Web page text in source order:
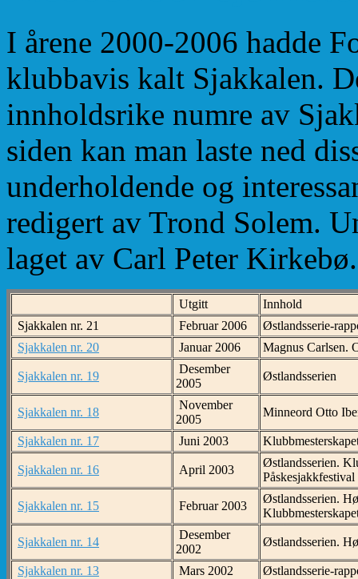
I årene 2000-2006 hadde
klubbavis kalt Sjakkalen.
innholdsrike numre av
siden kan man laste ned
underholdende og
redigert av Trond Solem.
laget av Carl Peter Kirkebø.
Utgitt
Innhold
Sjakkalen nr. 21
Februar 2006
Østlandsserie-
Sjakkalen nr. 20
Januar 2006 Magnus Carlsen.
Sjakkalen nr. 19
Desember
2005
Østlandsserien
Sjakkalen nr. 18
November
2005
Minneord Otto
Sjakkalen nr. 17 Juni 2003
Sjakkalen nr. 16 April 2003
Østlandsserien.
Sjakkalen nr. 15 Februar 2003
Østlandsserien.
Sjakkalen nr. 14
Desember
2002
Østlandsserien.
Sjakkalen nr. 13 Mars 2002
Østlandsserie-